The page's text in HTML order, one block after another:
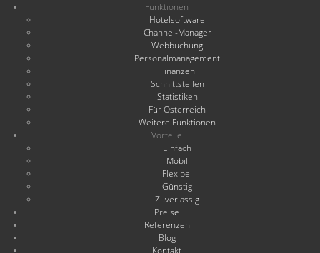
Funktionen
Hotelsoftware
Channel-Manager
Webbuchung
Personalmanagement
Finanzen
Schnittstellen
Statistiken
Für Österreich
Weitere Funktionen
Vorteile
Einfach
Mobil
Flexibel
Günstig
Zuverlässig
Preise
Referenzen
Blog
Kontakt